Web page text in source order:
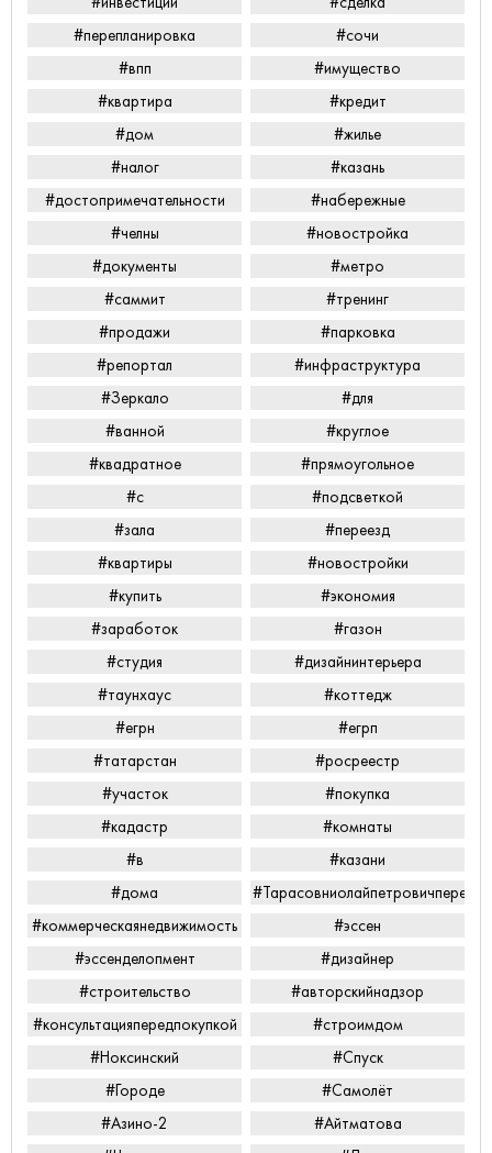
#перепланировка
#сочи
#впп
#имущество
#квартира
#кредит
#дом
#жилье
#налог
#казань
#достопримечательности
#набережные
#челны
#новостройка
#документы
#метро
#саммит
#тренинг
#продажи
#парковка
#репортал
#инфраструктура
#Зеркало
#для
#ванной
#круглое
#квадратное
#прямоугольное
#с
#подсветкой
#зала
#переезд
#квартиры
#новостройки
#купить
#экономия
#заработок
#газон
#студия
#дизайнинтерьера
#таунхаус
#коттедж
#егрн
#егрп
#татарстан
#росреестр
#участок
#покупка
#кадастр
#комнаты
#в
#казани
#дома
#коммерческаянедвижимость
#эссен
#эссенделопмент
#дизайнер
#строительство
#авторскийнадзор
#консультацияпередпокупкой
#строимдом
#Ноксинский
#Спуск
#Городе
#Самолёт
#Азино-2
#Айтматова